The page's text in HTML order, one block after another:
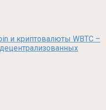
и криптовалюты WBTC –